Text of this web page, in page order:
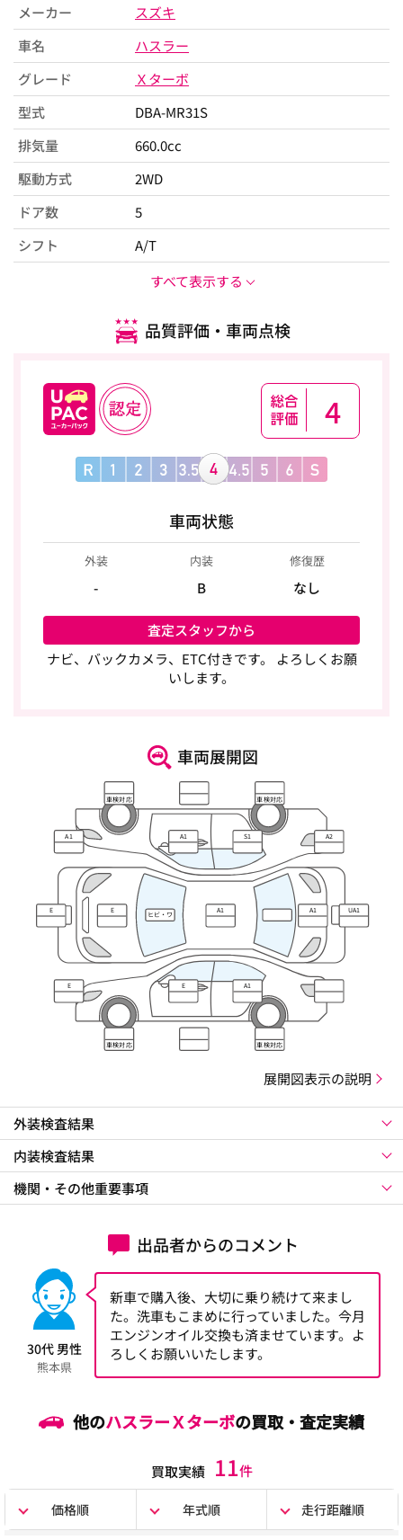
メーカー
スズキ
車名
ハスラー
グレード
Ｘターボ
型式
DBA-MR31S
排気量
660.0cc
駆動方式
2WD
ドア数
5
シフト
A/T
すべて表示する
品質評価・車両点検
4
車両状態
外装
-
内装
B
修復歴
なし
査定スタッフから
ナビ、バックカメラ、ETC付きです。 よろしくお願
いします。
車両展開図
車検対応 車検対応
A1 A1 S1 A2
E E
ヒビ・ワ
レ・キズ
A1 A1 UA1
E E A1
車検対応 車検対応
展開図表示の説明
外装検査結果
内装検査結果
機関・その他重要事項
出品者からのコメント
30代 男性
熊本県
新車で購入後、大切に乗り続けて来まし
た。洗車もこまめに行っていました。今月
エンジンオイル交換も済ませています。よ
ろしくお願いいたします。
他のハスラーＸターボの買取・査定実績
買取実績 11件
価格順 年式順 走行距離順